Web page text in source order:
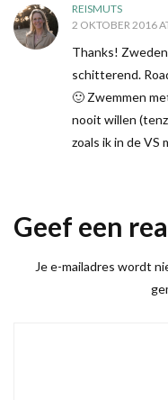
REISMUTS
2 OKTOBER 2016
Thanks!
schitterend.
🙂 Zwemmen
nooit willen
zoals ik in de VS
Geef een
Je e-mailadres wordt